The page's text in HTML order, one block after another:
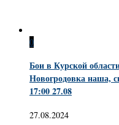
0
Бои в Курской
Новогродовка наша,
17:00 27.08
27.08.2024